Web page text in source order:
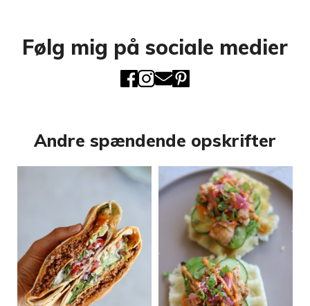
Følg mig på sociale medier
Andre spændende opskrifter